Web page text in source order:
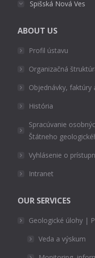
Spišská Nová Ves
ABOUT US
Profil ústavu
Organizačná
Objednávky, faktúry
História
Spracúvanie
Štátneho
Vyhlásenie o
Intranet
OUR SERVICES
Geologické úlohy |
Veda a výskum